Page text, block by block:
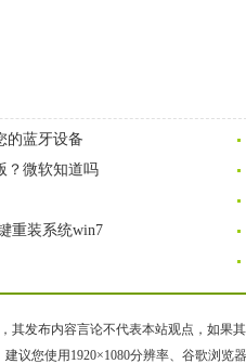
的蓝牙设备
？微软知道吗
重装系统win7
其发布内容言论不代表本站观点，如果
建议您使用1920×1080分辨率、谷歌浏览